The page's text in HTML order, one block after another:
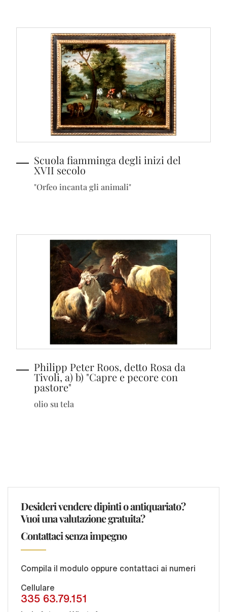
Scuola fiamminga degli inizi del
XVII secolo
"Orfeo incanta gli animali"
Philipp Peter Roos, detto Rosa da
Tivoli, a) b) "Capre e pecore con
pastore"
olio su tela
Desideri vendere dipinti o antiquariato?
Vuoi una valutazione gratuita?
Contattaci senza impegno
Compila il modulo oppure contattaci ai numeri
Cellulare
335 63.79.151